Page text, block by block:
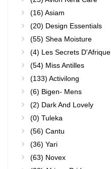
(16) Asiam
(20) Design Essentials
(55) Shea Moisture
(4) Les Secrets D'Afrique
(54) Miss Antilles
(133) Activilong
(6) Bigen- Mens
(2) Dark And Lovely
(0) Tuleka
(56) Cantu
(36) Yari
(63) Novex